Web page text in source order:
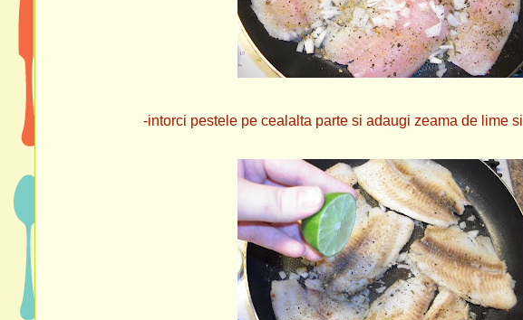
-intorci pestele pe cealalta parte si adaugi zeama de lime si